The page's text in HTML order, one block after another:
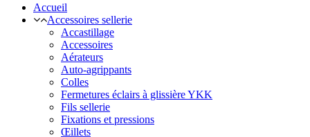
Accueil
Accessoires sellerie
Accastillage
Accessoires
Aérateurs
Auto-agrippants
Colles
Fermetures éclairs à glissière YKK
Fils sellerie
Fixations et pressions
Œillets